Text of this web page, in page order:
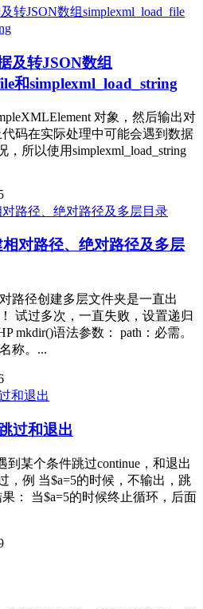
及转JSON数组
和simplexml_load_string
对象，然后输出对
码在实际处理中可能会遇到数据
，所以使用simplexml_load_string
对路径、绝对路径及多层
路径创建多层文件夹是一直出
试过多次，一直失败，设置递归
mkdir()语法参数： path：必需。
称。...
过和退出
到某个条件跳过continue，和退出
，例 当$a=5的时候，不输出，跳
： 当$a=5的时候终止循环，后面